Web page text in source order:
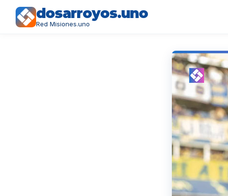
dosarroyos.uno
Red Misiones.uno